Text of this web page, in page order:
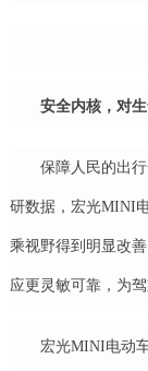
安全内核，对
保障人民的出
研数据，宏光MINI
乘视野得到明显改
应更灵敏可靠，为
宏光MINI电动